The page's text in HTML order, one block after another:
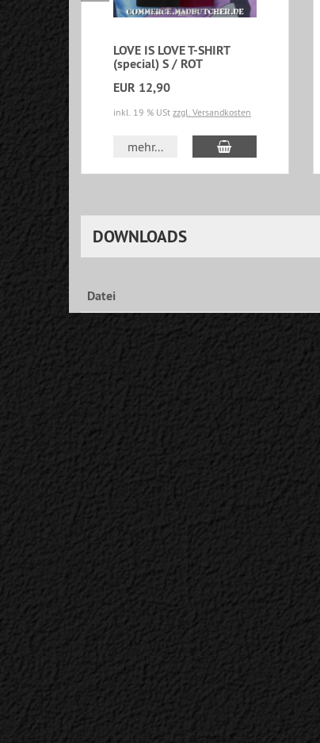
LOVE IS LOVE T-SHIRT
(special) S / ROT
EUR 12,90
inkl. 19 % USt zzgl. Versandkosten
mehr... In den Warenkorb
DOWNLOADS
Datei